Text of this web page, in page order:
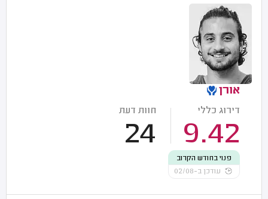
אורן
דירוג כללי
9.42
חוות דעת
24
פנוי בחודש הקרוב
עודכן ב-02/08